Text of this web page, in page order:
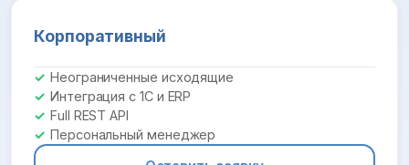
Корпоративный
Неограниченные исходящие
Интеграция с 1С и ERP
Full REST API
Персональный менеджер